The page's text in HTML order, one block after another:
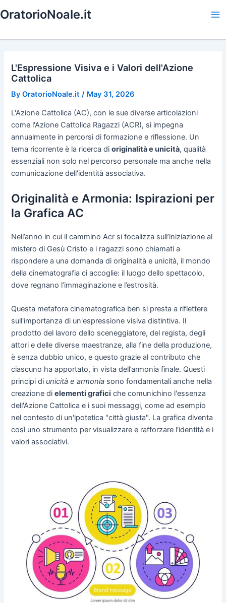
to
OratorioNoale.it
L'Espressione Visiva e i Valori dell'Azione
Cattolica
ByOratorioNoale.it / May 31, 2026
L'Azione Cattolica (AC), con le sue diverse articolazioni
come l'Azione Cattolica Ragazzi (ACR), si impegna
annualmente in percorsi di formazione e riflessione. Un
tema ricorrente è la ricerca dioriginalità e unicità, qualità
essenziali non solo nel percorso personale ma anche nella
comunicazione dell'identità associativa.
Originalità e Armonia: Ispirazioni per
la Grafica AC
Nell’anno in cui il cammino Acr si focalizza sull’iniziazione al
mistero di Gesù Cristo e i ragazzi sono chiamati a
rispondere a una domanda di originalità e unicità, il mondo
della cinematografia ci accoglie: il luogo dello spettacolo,
dove regnano l’immaginazione e l’estrosità.
Questa metafora cinematografica ben si presta a riflettere
sull'importanza di un'espressione visiva distintiva. Il
prodotto del lavoro dello sceneggiatore, del regista, degli
attori e delle diverse maestranze, alla fine della produzione,
è senza dubbio unico, e questo grazie al contributo che
ciascuno ha apportato, in vista dell’armonia finale. Questi
principi di unicità e armonia sono fondamentali anche nella
creazione dielementi grafici che comunichino l'essenza
dell'Azione Cattolica e i suoi messaggi, come ad esempio
nel contesto di un'ipotetica "città giusta". La grafica diventa
così uno strumento per visualizzare e rafforzare l'identità e i
valori associativi.